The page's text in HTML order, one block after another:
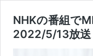
NHKの番組で
2022/5/13放送